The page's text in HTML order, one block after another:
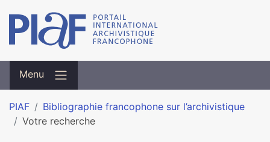
Menu
PIAF
Bibliographie francophone sur l’archivistique
Votre recherche